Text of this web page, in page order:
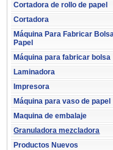
Cortadora de rollo de papel
Cortadora
Máquina Para Fabricar
Papel
Máquina para fabricar bolsa
Laminadora
Impresora
Máquina para vaso de papel
Maquina de embalaje
Granuladora mezcladora
Productos Nuevos